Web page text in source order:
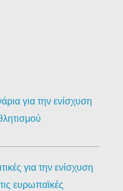
για την ενίσχυση
για την ενίσχυση
ευρωπαϊκές